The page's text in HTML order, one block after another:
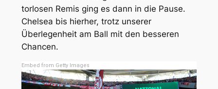
torlosen Remis ging es dann in die Pause.
Chelsea bis hierher, trotz unserer
Überlegenheit am Ball mit den besseren
Chancen.
Embed from Getty Images